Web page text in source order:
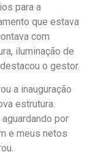
para a
que estava
com
iluminação de
o gestor.
a inauguração
estrutura.
por
e meus netos